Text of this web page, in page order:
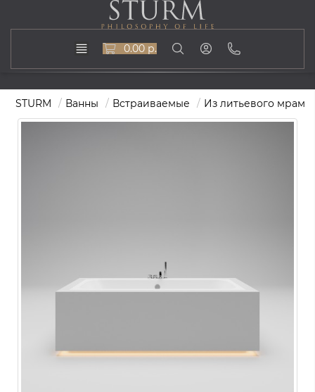
0.00 р.
STURM Ванны Встраиваемые Из литьевого